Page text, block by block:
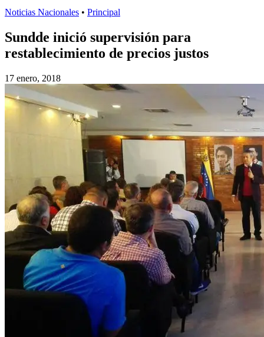
Noticias Nacionales • Principal
Sundde inició supervisión para
restablecimiento de precios justos
17 enero, 2018